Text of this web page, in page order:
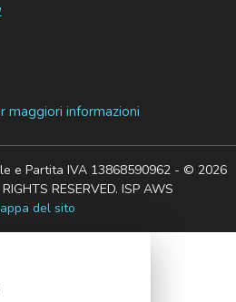
informazioni
e Partita IVA 13868590962 - © 2026
RESERVED. ISP AWS
del sito